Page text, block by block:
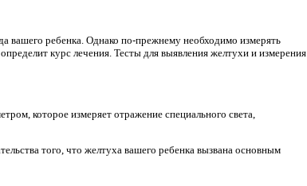
вашего ребенка. Однако по-прежнему необходимо измерять
курс лечения. Тесты для выявления желтухи и измерения
которое измеряет отражение специального света,
того, что желтуха вашего ребенка вызвана основным